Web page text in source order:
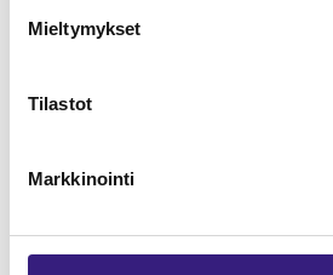
Mieltymykset
Tilastot
Markkinointi